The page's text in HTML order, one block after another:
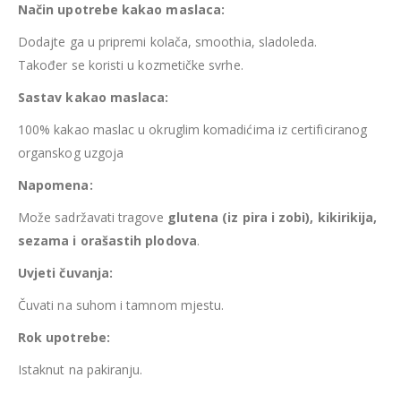
Način upotrebe kakao maslaca:
Dodajte ga u pripremi kolača, smoothia, sladoleda.
Također se koristi u kozmetičke svrhe.
Sastav kakao maslaca:
100% kakao maslac u okruglim komadićima iz certificiranog
organskog uzgoja
Napomena:
Može sadržavati tragove glutena (iz pira i zobi), kikirikija,
sezama i orašastih plodova.
Uvjeti čuvanja:
Čuvati na suhom i tamnom mjestu.
Rok upotrebe:
Istaknut na pakiranju.